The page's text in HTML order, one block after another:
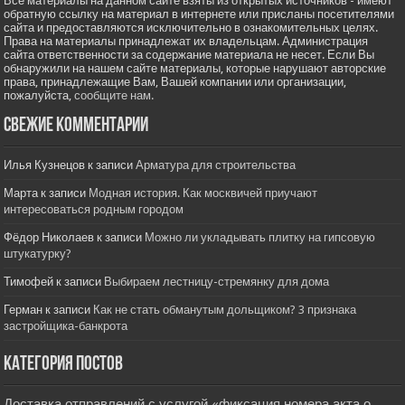
обратную ссылку на материал в интернете или присланы посетителями
сайта и предоставляются исключительно в ознакомительных целях.
Права на материалы принадлежат их владельцам. Администрация
сайта ответственности за содержание материала не несет. Если Вы
обнаружили на нашем сайте материалы, которые нарушают авторские
права, принадлежащие Вам, Вашей компании или организации,
пожалуйста,сообщите нам.
Свежие комментарии
Илья Кузнецов к записиАрматура для строительства
Мартак записи Модная история. Как москвичей приучают
интересоваться родным городом
Фёдор Николаев к записи Можно ли укладывать плитку на гипсовую
штукатурку?
Тимофей к записи Выбираем лестницу-стремянку для дома
Герман к записи Как не стать обманутым дольщиком? 3 признака
застройщика-банкрота
Категория постов